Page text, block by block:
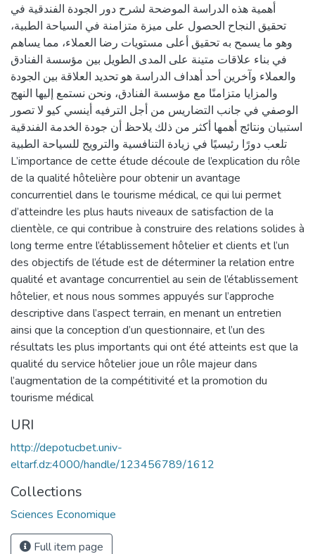
أهمية هذه الدراسة الموضحة لشرح دور الجودة الفندقية في
تحقيق النجاح الحصول على ميزة متزامنة في السياحة الطبية،
وهو ما يسمح به تحقيق أعلى مستويات رضا العملاء، مما يساهم
في بناء علاقات متينة على المدى الطويل بين مؤسسة الفنادق
والعملاء وآخرين أحد أهداف الدراسة هو تحديد العلاقة بين الجودة
والمزايا متزامنًا مع مؤسسة الفنادق، ونحن نستمع إليها النهج
الوصفي في جانب التضاريس من أجل الترفيه أينسي كيو لا تصور
استبيان ونتائج أهمها أكثر من ذلك يلاحظ أن جودة الخدمة الفندقية
تلعب دورًا رئيسيًا في زيادة التنافسية والترويج للسياحة الطبية
L’importance de cette étude découle de l’explication du rôle
de la qualité hôtelière pour obtenir un avantage
concurrentiel dans le tourisme médical, ce qui lui permet
d’atteindre les plus hauts niveaux de satisfaction de la
clientèle, ce qui contribue à construire des relations solides à
long terme entre l’établissement hôtelier et clients et l’un
des objectifs de l’étude est de déterminer la relation entre
qualité et avantage concurrentiel au sein de l’établissement
hôtelier, et nous nous sommes appuyés sur l’approche
descriptive dans l’aspect terrain, en menant un entretien
ainsi que la conception d’un questionnaire, et l’un des
résultats les plus importants qui ont été atteints est que la
qualité du service hôtelier joue un rôle majeur dans
l’augmentation de la compétitivité et la promotion du
tourisme médical
URI
http://depotucbet.univ-
eltarf.dz:4000/handle/123456789/1612
Collections
Sciences Economique
Full item page